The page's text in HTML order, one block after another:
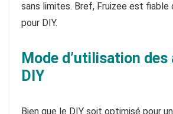
sans limites. Bref, Fruizee est fiable
pour DIY.
Mode d’utilisation des
DIY
Bien que le DIY soit optimisé pour